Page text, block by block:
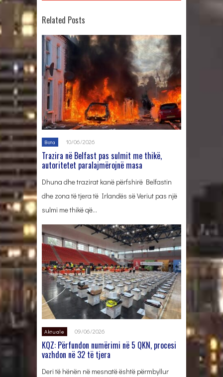
Related Posts
Bota 10/06/2026
Trazira në Belfast pas sulmit me thikë,
autoritetet paralajmërojnë masa
Dhuna dhe trazirat kanë përfshirë Belfastin
dhe zona të tjera të Irlandës së Veriut pas një
sulmi me thikë që…
Aktuale 09/06/2026
KQZ: Përfundon numërimi në 5 QKN, procesi
vazhdon në 32 të tjera
Deri të hënën në mesnatë është përmbyllur